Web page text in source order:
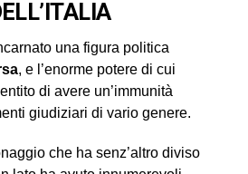
una figura politica
, e l’enorme potere di cui
di avere un’immunità
giudiziari di vario genere.
che ha senz’altro diviso